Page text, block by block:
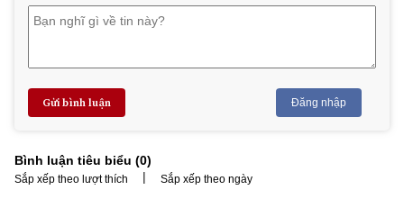
Gửi bình luận Đăng nhập
Bình luận tiêu biểu (0)
Sắp xếp theo lượt thích | Sắp xếp theo ngày